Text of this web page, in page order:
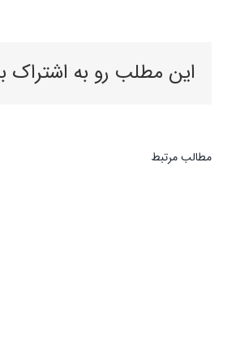
این مطلب رو به اشتراک
مطالب مرتبط